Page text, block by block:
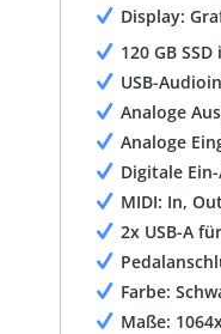
Display:
120 GB
USB-
Analoge
Analoge
Digitale
MIDI: In,
2x USB-A
Farbe:
Maße: